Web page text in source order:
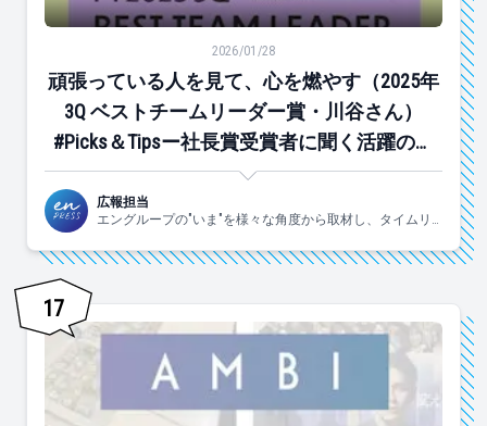
頑張っている人を見て、心を燃やす（2025年3Q ベス
2026/01/28
頑張っている人を見て、心を燃やす（2025年
3Q ベストチームリーダー賞・川谷さん）
#Picks＆Tipsー社長賞受賞者に聞く活躍のヒ
ントー
広報担当
エングループの"いま"を様々な角度から取材し、タイムリ
17